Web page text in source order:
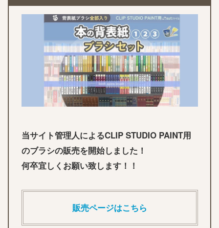
当サイト管理人によるCLIP STUDIO PAINT用
のブラシの販売を開始しました！
何卒宜しくお願い致します！！
販売ページはこちら